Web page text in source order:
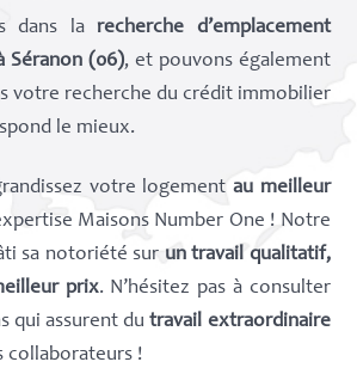
dans larecherche d’emplacement
Séranon (06), et pouvons également
votre recherche du crédit immobilier
le mieux.
votre logement au meilleur
Maisons Number One ! Notre
sa notoriété sur un travail qualitatif,
prix. N’hésitez pas à consulter
qui assurent dutravail extraordinaire
collaborateurs !